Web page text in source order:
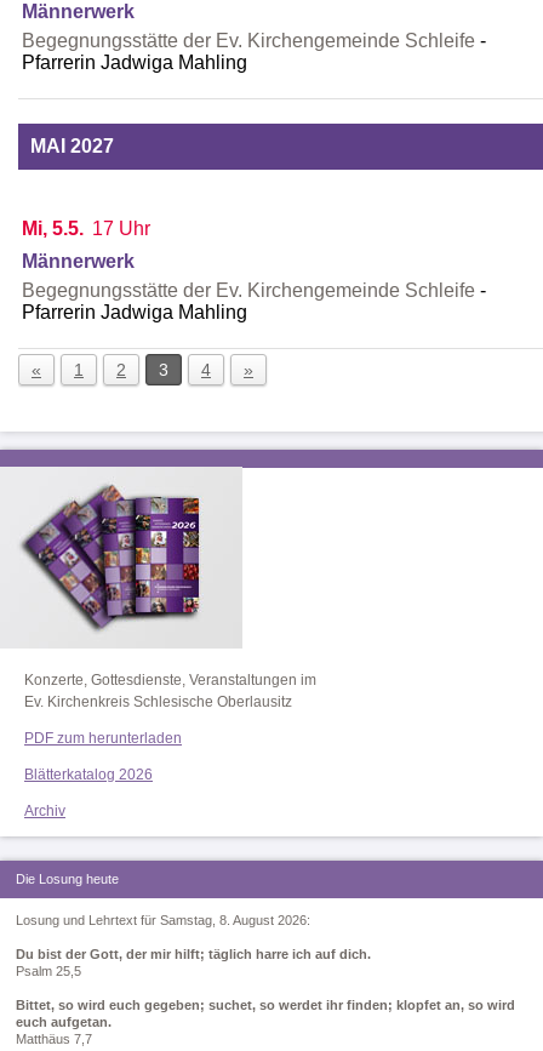
Männerwerk
Begegnungsstätte der Ev. Kirchengemeinde Schleife
Pfarrerin Jadwiga Mahling
MAI 2027
Mi, 5.5. 17 Uhr
Männerwerk
Begegnungsstätte der Ev. Kirchengemeinde Schleife
Pfarrerin Jadwiga Mahling
« 1 2 3 4 »
Konzerte, Gottesdienste, Veranstaltungen im
Ev. Kirchenkreis Schlesische Oberlausitz
PDF zum herunterladen
Blätterkatalog 2026
Archiv
Die Losung heute
Losung und Lehrtext für Samstag, 8. August 2026:
Du bist der Gott, der mir hilft; täglich harre ich auf dich.
Psalm 25,5
Bittet, so wird euch gegeben; suchet, so werdet ihr finden; klopfet an, so wird
euch aufgetan.
Matthäus 7,7